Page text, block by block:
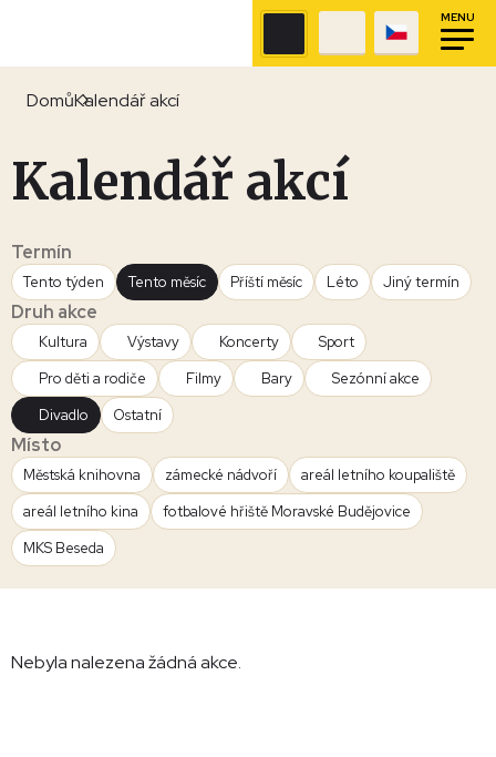
MENU
DomůKalendář akcí
Kalendář akcí
Termín
Tento týden Tento měsíc Příští měsíc Léto Jiný termín
Druh akce
Kultura Výstavy Koncerty
Sport
Pro děti a rodiče
Filmy Bary
Sezónní akce
Divadlo
Ostatní
Místo
Městská knihovna zámecké nádvoří
areál letního koupaliště
areál letního kina
fotbalové hřiště Moravské Budějovice
MKS Beseda
Nebyla nalezena žádná akce.